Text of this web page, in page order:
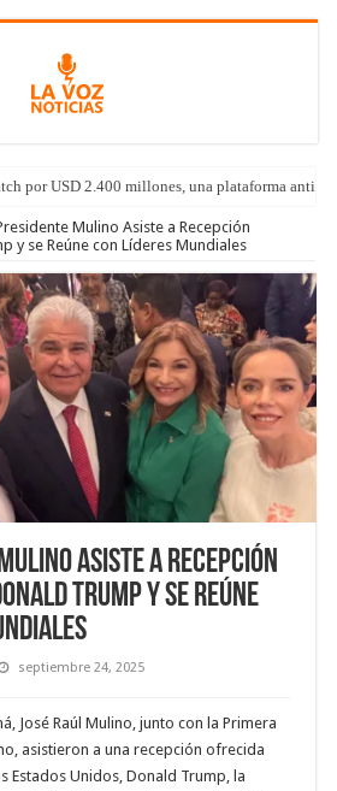
por USD 2.400 millones, una plataforma
Mulino Asiste a Recepción
y se Reúne con Líderes Mundiales
Asiste a Recepción
Trump y se Reúne
septiembre 24, 2025
José Raúl Mulino, junto con la Primera
asistieron a una recepción ofrecida
Estados Unidos, Donald Trump, la